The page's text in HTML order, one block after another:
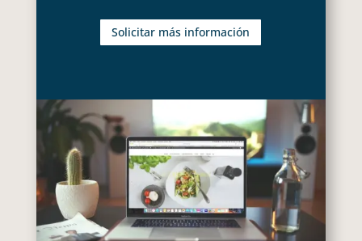
Solicitar más información